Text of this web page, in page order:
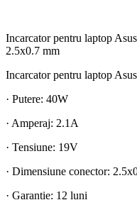
Incarcator pentru laptop
2.5x0.7 mm
Incarcator pentru laptop Asus
· Putere: 40W
· Amperaj: 2.1A
· Tensiune: 19V
· Dimensiune conector:
· Garantie: 12 luni